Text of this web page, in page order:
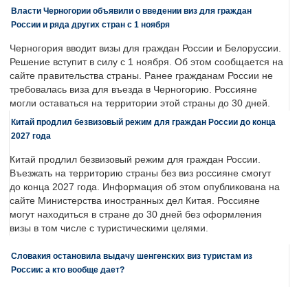
Власти Черногории объявили о введении виз для граждан
России и ряда других стран с 1 ноября
Черногория вводит визы для граждан России и Белоруссии.
Решение вступит в силу с 1 ноября. Об этом сообщается на
сайте правительства страны. Ранее гражданам России не
требовалась виза для въезда в Черногорию. Россияне
могли оставаться на территории этой страны до 30 дней.
Китай продлил безвизовый режим для граждан России до конца
2027 года
Китай продлил безвизовый режим для граждан России.
Въезжать на территорию страны без виз россияне смогут
до конца 2027 года. Информация об этом опубликована на
сайте Министерства иностранных дел Китая. Россияне
могут находиться в стране до 30 дней без оформления
визы в том числе с туристическими целями.
Словакия остановила выдачу шенгенских виз туристам из
России: а кто вообще дает?